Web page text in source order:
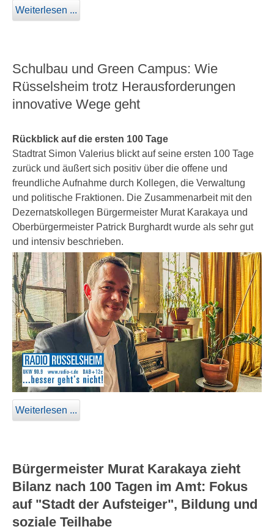
Weiterlesen ...
Schulbau und Green Campus: Wie
Rüsselsheim trotz Herausforderungen
innovative Wege geht
Rückblick auf die ersten 100 Tage
Stadtrat Simon Valerius blickt auf seine ersten 100 Tage
zurück und äußert sich positiv über die offene und
freundliche Aufnahme durch Kollegen, die Verwaltung
und politische Fraktionen. Die Zusammenarbeit mit den
Dezernatskollegen Bürgermeister Murat Karakaya und
Oberbürgermeister Patrick Burghardt wurde als sehr gut
und intensiv beschrieben.
Weiterlesen ...
Bürgermeister Murat Karakaya zieht
Bilanz nach 100 Tagen im Amt: Fokus
auf "Stadt der Aufsteiger", Bildung und
soziale Teilhabe